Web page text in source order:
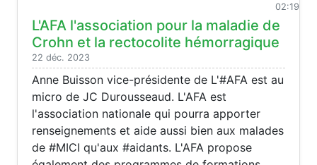
02:19
L'AFA l'association pour la maladie de
Crohn et la rectocolite hémorragique
22 déc. 2023
Anne Buisson vice-présidente de L'#AFA est au
micro de JC Durousseaud. L'AFA est
l'association nationale qui pourra apporter
renseignements et aide aussi bien aux malades
de #MICI qu'aux #aidants. L'AFA propose